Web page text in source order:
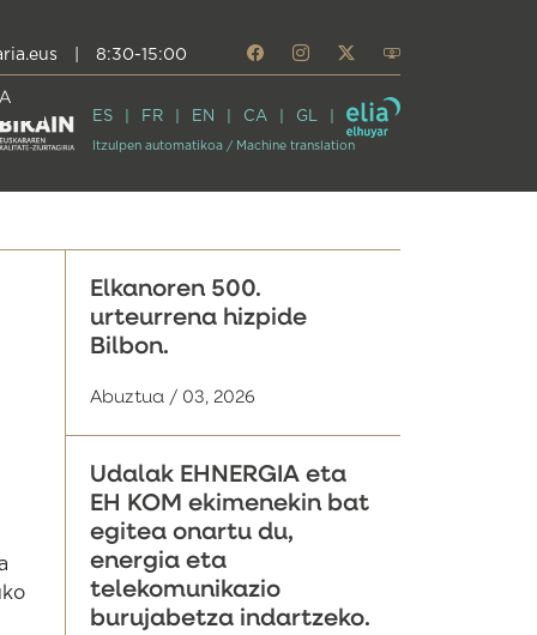
8:30-15:00
ES FR EN CA GL
Itzulpen automatikoa / Machine translation
Elkanoren 500.
urteurrena hizpide
Bilbon.
Abuztua / 03, 2026
Udalak EHNERGIA eta
EH KOM ekimenekin bat
egitea onartu du,
energia eta
telekomunikazio
burujabetza indartzeko.